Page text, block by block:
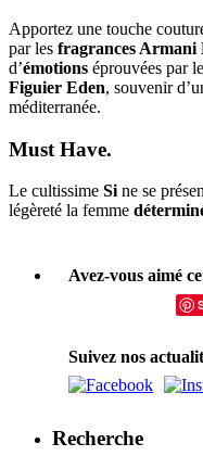
Apportez une touche
par les fragrances Armani
d’émotions éprouvées par
Figuier Eden, souvenir
méditerranée.
Must Have.
Le cultissime Si ne se
légèreté la femme
Avez-vous aimé
Suivez nos
Recherche